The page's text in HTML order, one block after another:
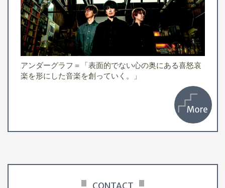
アンダーグラフ＝「表面的でない心の奥にある喜怒哀
楽を形にした音楽を創っていく。」